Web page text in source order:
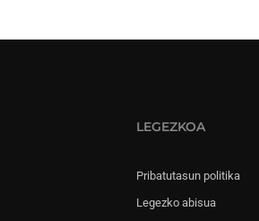
LEGEZKOA
Pribatutasun politika
Legezko abisua